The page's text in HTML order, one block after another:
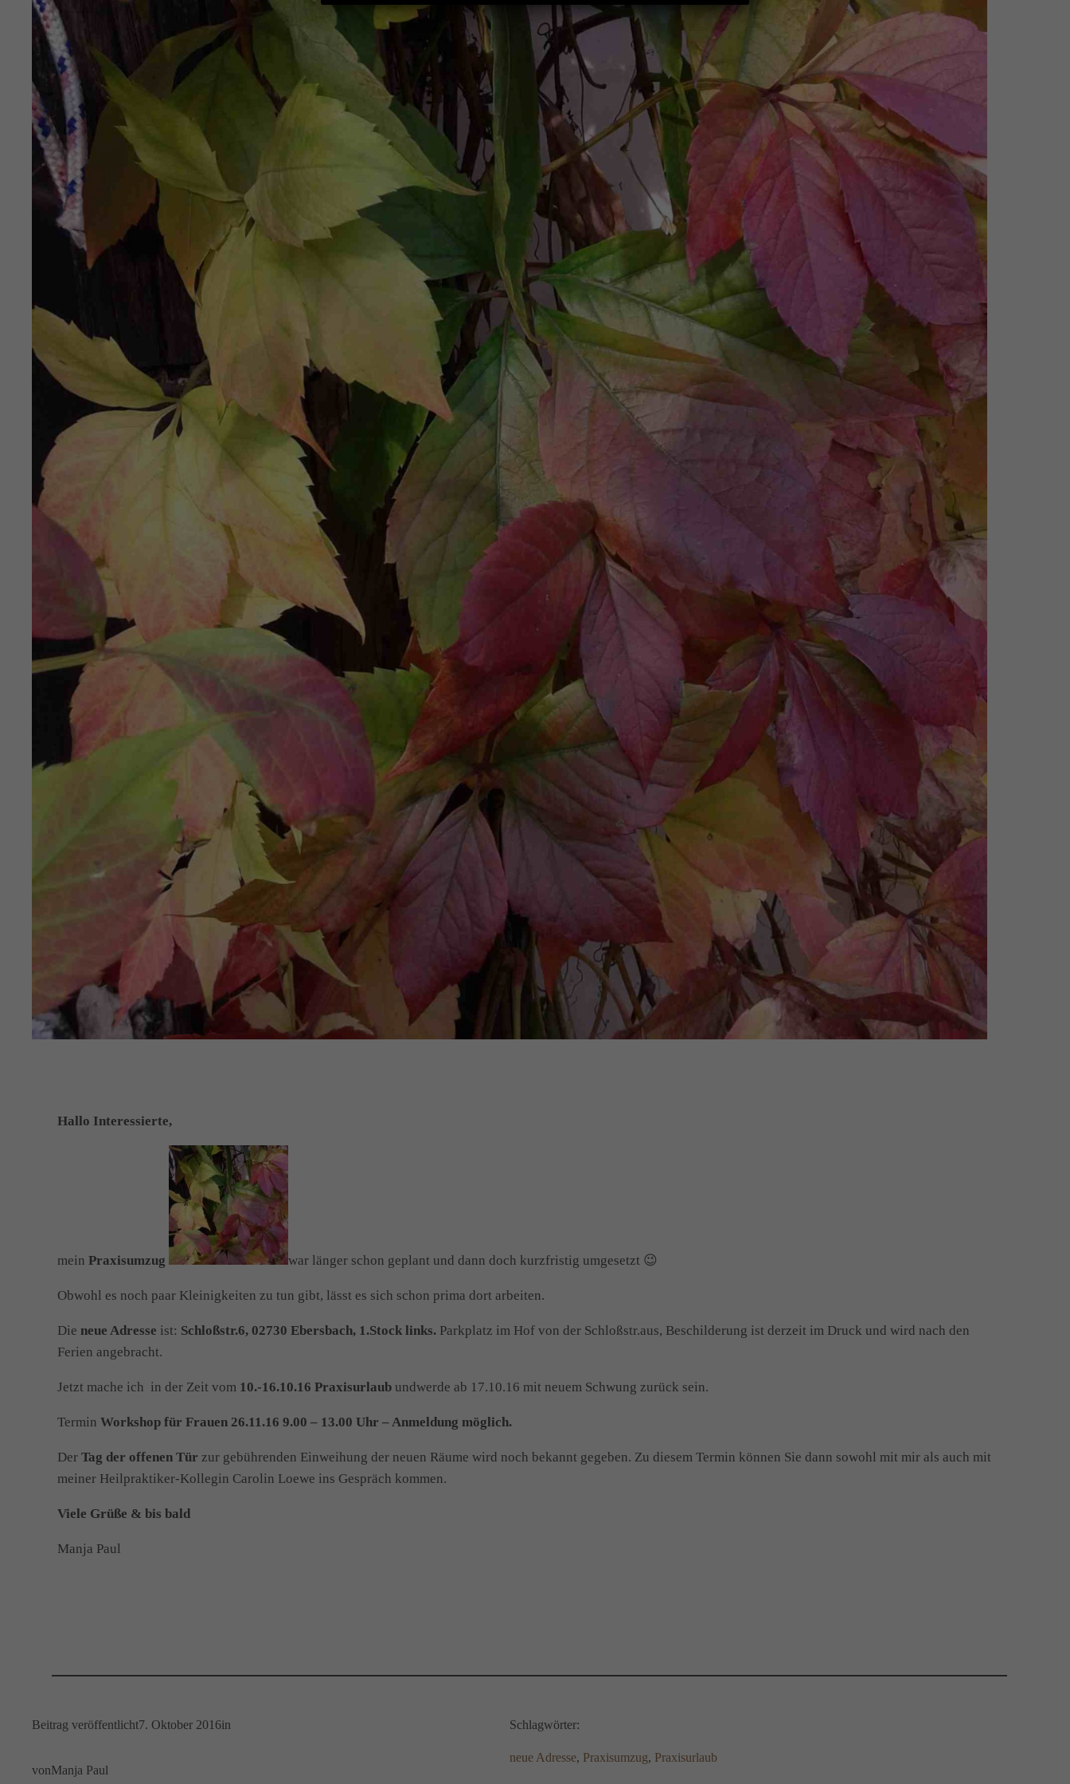
Hallo Interessierte,
mein Praxisumzug war länger schon geplant und dann doch kurzfristig umgesetzt 😉
Obwohl es noch paar Kleinigkeiten zu tun gibt, lässt es sich schon prima dort arbeiten.
Die neue Adresse ist: Schloßstr.6, 02730 Ebersbach, 1.Stock links. Parkplatz im Hof von der Schloßstr.aus, Beschilderung ist derzeit im Druck und wird nach den
Ferien angebracht.
Jetzt mache ich in der Zeit vom 10.-16.10.16 Praxisurlaub undwerde ab 17.10.16 mit neuem Schwung zurück sein.
Termin Workshop für Frauen 26.11.16 9.00 – 13.00 Uhr – Anmeldung möglich.
Der Tag der offenen Tür zur gebührenden Einweihung der neuen Räume wird noch bekannt gegeben. Zu diesem Termin können Sie dann sowohl mit mir als auch mit
meiner Heilpraktiker-Kollegin Carolin Loewe ins Gespräch kommen.
Viele Grüße & bis bald
Manja Paul
Beitrag veröffentlicht7. Oktober 2016in
vonManja Paul
Schlagwörter:
neue Adresse, Praxisumzug, Praxisurlaub